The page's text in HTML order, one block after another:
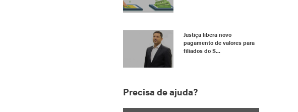
Justiça libera novo
pagamento de valores para
filiados do S...
Precisa de ajuda?